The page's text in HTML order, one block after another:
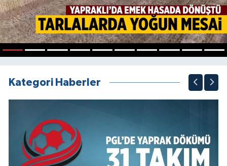
Kategori Haberler